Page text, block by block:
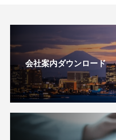
会社案内ダウンロード